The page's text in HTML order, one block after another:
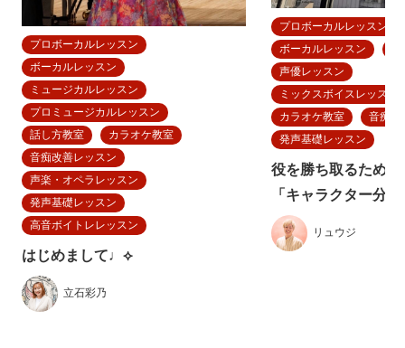
プロボーカルレッスン
ボーカルレッスン
ミュージカルレッスン
プロミュージカルレッスン
話し方教室
カラオケ教室
音痴改善レッスン
声楽・オペラレッスン
発声基礎レッスン
高音ボイトレレッスン
はじめまして♩⟡
立石彩乃
プロボーカルレッスン
ボーカルレッスン
声優レッスン
ミックスボイスレッスン
カラオケ教室
音痴改
発声基礎レッスン
役を勝ち取るため
「キャラクター分
リュウジ